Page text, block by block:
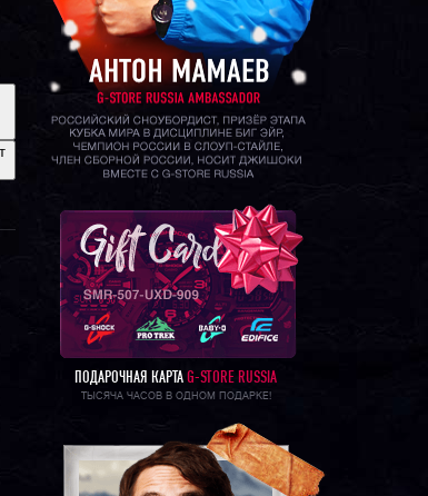
ПОДАРОЧНАЯ КАРТА G-STORE RUSSIA
ТЫСЯЧА ЧАСОВ В ОДНОМ ПОДАРКЕ!